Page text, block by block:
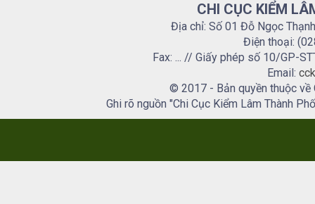
CHI CỤC KIỂM
Địa chỉ: Số 01 Đỗ Ngọc
Điện thoại:
Fax: ... // Giấy phép số 10/GP-
Email:
© 2017 - Bản quyền thuộc về
Ghi rõ nguồn "Chi Cục Kiểm Lâm Thành